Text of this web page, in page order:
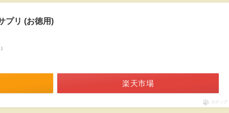
プリ (お徳用)
楽天市場
ポチップ